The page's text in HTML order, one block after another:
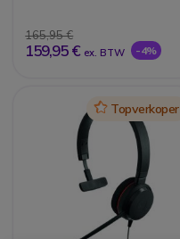
165,95 €
159,95 € ex. BTW -4%
IconTopverkoper